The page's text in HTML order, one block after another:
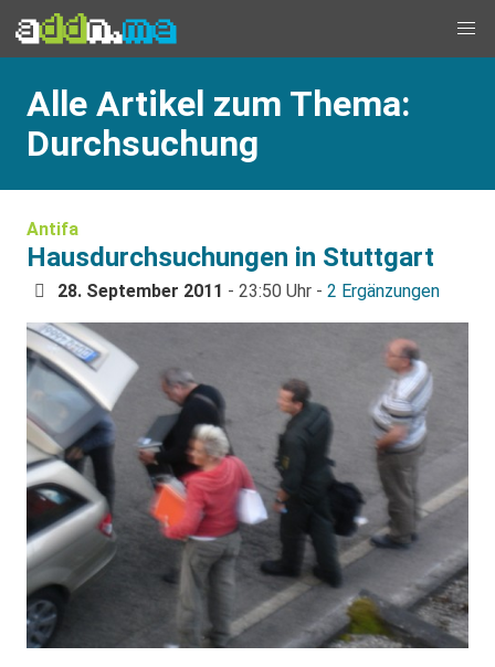
Alle Artikel zum Thema:
Durchsuchung
Antifa
Hausdurchsuchungen in Stuttgart
28. September 2011 - 23:50 Uhr - 2 Ergänzungen